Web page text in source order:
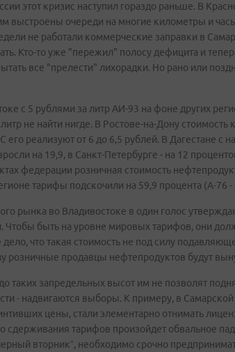
этот кризис наступил гораздо раньше. В
выстроены очереди на многие километры и
не работали коммерческие заправки в
Кто-то уже "пережил" полосу дефицита и
все "прелести" лихорадки. Но рано или
с 5 рублями за литр АИ-93 на фоне других
не найти нигде. В Ростове-на-Дону стоимость
реализуют от 6 до 6,5 рублей. В Дагестане с
на 19,9, в Санкт-Петербурге - на 12
федерации розничная стоимость
тарифы подскочили на 59,9 процента (А-76
рынка во Владивостоке в один голос
Чтобы быть на уровне мировых тарифов, они
дело, что такая стоимость не под силу
розничные продавцы нефтепродуктов будут
таких запредельных высот им не позволят
- надвигаются выборы. К примеру, в
цены, стали элементарно отнимать
сдерживания тарифов произойдет обвальное
вторник”, необходимо срочно